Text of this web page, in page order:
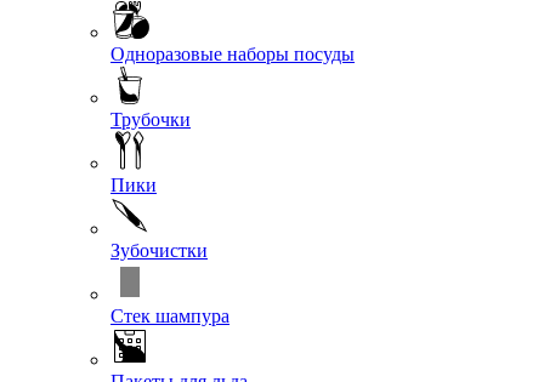
Одноразовые наборы посуды
Трубочки
Пики
Зубочистки
Стек шампура